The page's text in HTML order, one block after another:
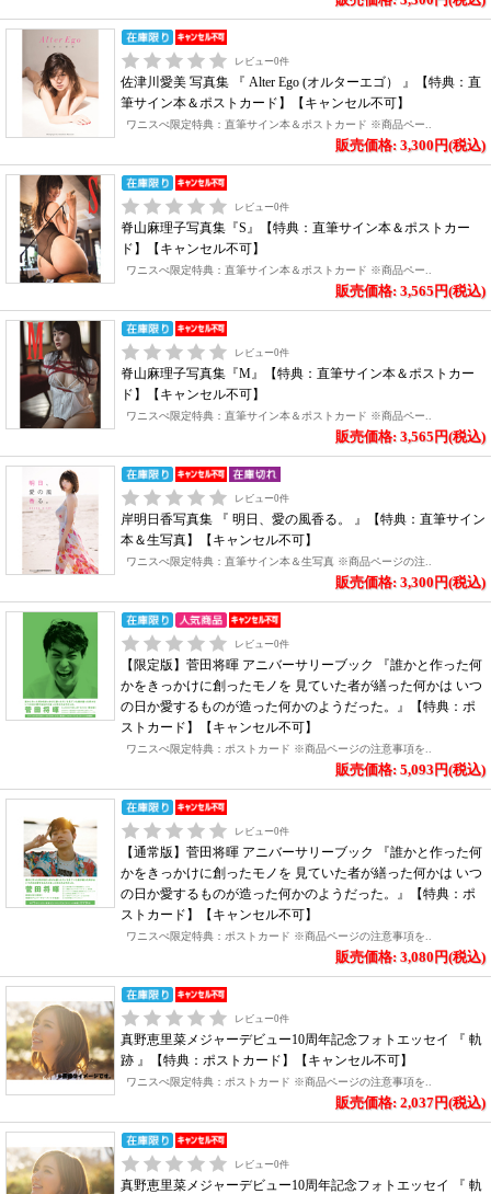
レビュー0件
佐津川愛美 写真集 『 Alter Ego (オルターエゴ） 』【特典：直
筆サイン本＆ポストカード】【キャンセル不可】
ワニスぺ限定特典：直筆サイン本＆ポストカード ※商品ペー..
販売価格: 3,300円(税込)
レビュー0件
脊山麻理子写真集『S』【特典：直筆サイン本＆ポストカー
ド】【キャンセル不可】
ワニスぺ限定特典：直筆サイン本＆ポストカード ※商品ペー..
販売価格: 3,565円(税込)
レビュー0件
脊山麻理子写真集『M』【特典：直筆サイン本＆ポストカー
ド】【キャンセル不可】
ワニスぺ限定特典：直筆サイン本＆ポストカード ※商品ペー..
販売価格: 3,565円(税込)
レビュー0件
岸明日香写真集 『 明日、愛の風香る。 』【特典：直筆サイン
本＆生写真】【キャンセル不可】
ワニスぺ限定特典：直筆サイン本＆生写真 ※商品ページの注..
販売価格: 3,300円(税込)
レビュー0件
【限定版】菅田将暉 アニバーサリーブック 『誰かと作った何
かをきっかけに創ったモノを 見ていた者が繕った何かは いつ
の日か愛するものが造った何かのようだった。』【特典：ポ
ストカード】【キャンセル不可】
ワニスぺ限定特典：ポストカード ※商品ページの注意事項を..
販売価格: 5,093円(税込)
レビュー0件
【通常版】菅田将暉 アニバーサリーブック 『誰かと作った何
かをきっかけに創ったモノを 見ていた者が繕った何かは いつ
の日か愛するものが造った何かのようだった。』【特典：ポ
ストカード】【キャンセル不可】
ワニスぺ限定特典：ポストカード ※商品ページの注意事項を..
販売価格: 3,080円(税込)
レビュー0件
真野恵里菜メジャーデビュー10周年記念フォトエッセイ 『 軌
跡 』【特典：ポストカード】【キャンセル不可】
ワニスぺ限定特典：ポストカード ※商品ページの注意事項を..
販売価格: 2,037円(税込)
レビュー0件
真野恵里菜メジャーデビュー10周年記念フォトエッセイ 『 軌